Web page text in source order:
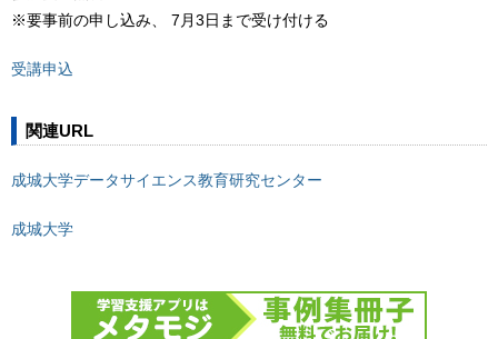
※要事前の申し込み、 7月3日まで受け付ける
受講申込
関連URL
成城大学データサイエンス教育研究センター
成城大学